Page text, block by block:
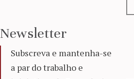
Newsletter
Subscreva e mantenha-se
a par do trabalho e